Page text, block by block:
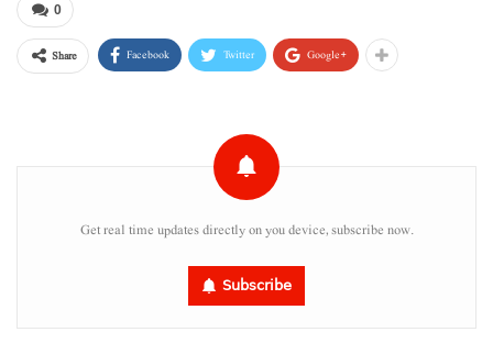
0
Share Facebook Twitter Google+
Get real time updates directly on you device, subscribe now.
Subscribe